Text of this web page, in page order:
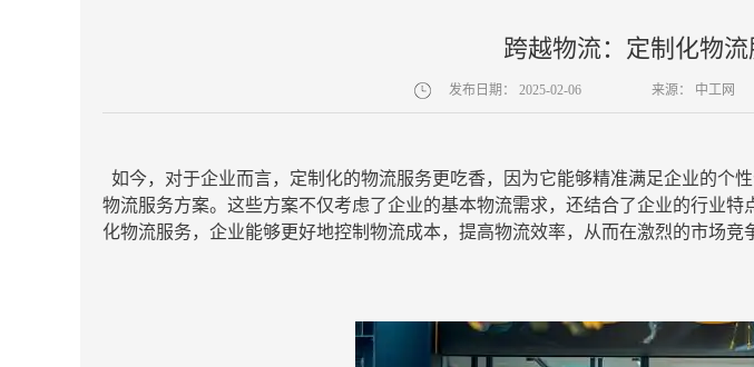
跨越物流：定制化物
发布日期： 2025-02-06 来源： 中工网
如今，对于企业而言，定制化的物流服务更吃香，因为它能够精准满足企业的个
物流服务方案。这些方案不仅考虑了企业的基本物流需求，还结合了企业的行业
化物流服务，企业能够更好地控制物流成本，提高物流效率，从而在激烈的市场竞